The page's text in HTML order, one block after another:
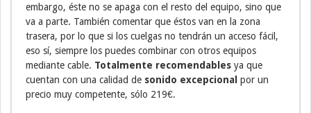
embargo, éste no se apaga con el resto del equipo, sino que
va a parte. También comentar que éstos van en la zona
trasera, por lo que si los cuelgas no tendrán un acceso fácil,
eso sí, siempre los puedes combinar con otros equipos
mediante cable. Totalmente recomendables ya que
cuentan con una calidad de sonido excepcional por un
precio muy competente, sólo 219€.